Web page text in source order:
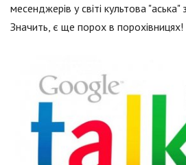
месенджерів у світі культова
Значить, є ще порох в порохівницях!